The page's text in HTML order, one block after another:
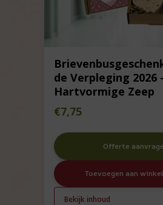
de Verpleging 2026 -
Hartvormige Zeep
€7,75
Offerte
Toevoegen aan
Bekijk inhoud